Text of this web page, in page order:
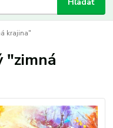
krajina"
"zimná